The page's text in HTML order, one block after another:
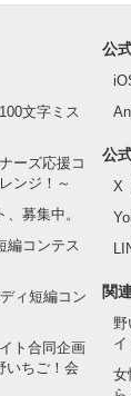
文字ミス
ーズ応援コ
ンジ！～
募集中。
編コンテス
ィ短編コン
ト合同企画
いちご！会
公
公
X
関
イ
女